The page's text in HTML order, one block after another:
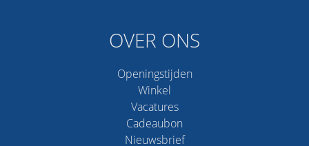
OVER ONS
Openingstijden
Winkel
Vacatures
Cadeaubon
Nieuwsbrief